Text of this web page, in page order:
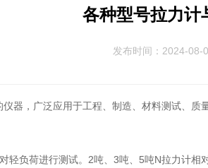
各种型号拉力计
发布时间：2024-08-
器，广泛应用于工程、制造、材料测试、
轻负荷进行测试。2吨、3吨、5吨N拉力计